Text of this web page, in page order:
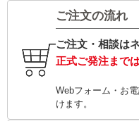
ご注文の流れ
ご注文・相談は
正式ご発注まで
Webフォーム・お
けます。